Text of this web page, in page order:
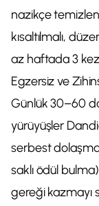
nazikçe
kısaltılmalı,
az haftada 3
Egzersiz ve
Günlük 30–60
yürüyüşler
serbest
saklı ödül
gereği kazmayı